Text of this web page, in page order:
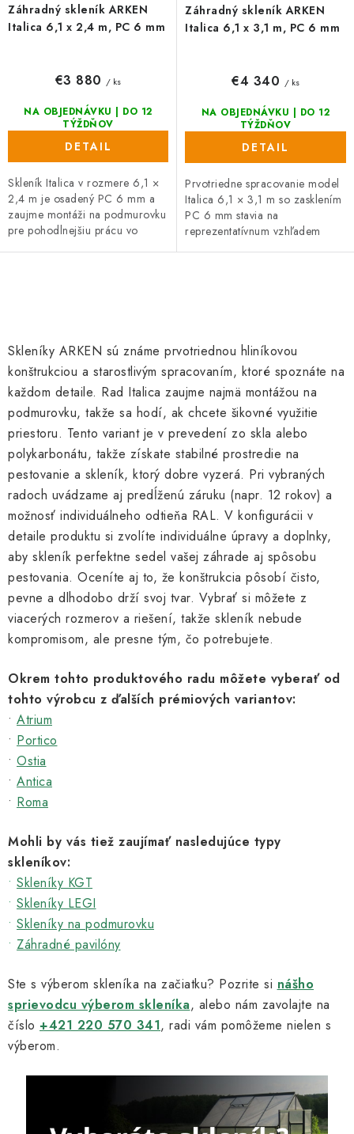
Záhradný skleník ARKEN
Italica 6,1 x 2,4 m, PC 6 mm
NA OBJEDNÁVKU | DO 12
TÝŽDŇOV
€3 880 / ks
DETAIL
Skleník Italica v rozmere 6,1 ×
2,4 m je osadený PC 6 mm a
zaujme montáži na podmurovku
pre pohodlnejšiu prácu vo
Záhradný skleník ARKEN
Italica 6,1 x 3,1 m, PC 6 mm
NA OBJEDNÁVKU | DO 12
TÝŽDŇOV
€4 340 / ks
DETAIL
Prvotriedne spracovanie model
Italica 6,1 × 3,1 m so zasklením
PC 6 mm stavia na
reprezentatívnum vzhľadem
l
á
d
a
c
i
e
p
r
v
k
y
v
ý
p
i
s
u
Skleníky ARKEN sú známe prvotriednou hliníkovou
konštrukciou a starostlivým spracovaním, ktoré spoznáte na
každom detaile. Rad Italica zaujme najmä montážou na
podmurovku, takže sa hodí, ak chcete šikovné využitie
priestoru. Tento variant je v prevedení zo skla alebo
polykarbonátu, takže získate stabilné prostredie na
pestovanie a skleník, ktorý dobre vyzerá. Pri vybraných
radoch uvádzame aj predĺženú záruku (napr. 12 rokov) a
možnosť individuálneho odtieňa RAL. V konfigurácii v
detaile produktu si zvolíte individuálne úpravy a doplnky,
aby skleník perfektne sedel vašej záhrade aj spôsobu
pestovania. Oceníte aj to, že konštrukcia pôsobí čisto,
pevne a dlhodobo drží svoj tvar. Vybrať si môžete z
viacerých rozmerov a riešení, takže skleník nebude
kompromisom, ale presne tým, čo potrebujete.
Okrem tohto produktového radu môžete vyberať od
tohto výrobcu z ďalších prémiových variantov:
• Atrium
• Portico
• Ostia
• Antica
• Roma
Mohli by vás tiež zaujímať nasledujúce typy
skleníkov:
• Skleníky KGT
• Skleníky LEGI
• Skleníky na podmurovku
• Záhradné pavilóny
Ste s výberom skleníka na začiatku? Pozrite si nášho
sprievodcu výberom skleníka, alebo nám zavolajte na
číslo +421 220 570 341, radi vám pomôžeme nielen s
výberom.